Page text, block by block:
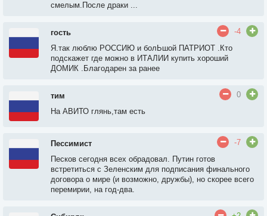
смелым.После драки ...
гость
-4
Я.так люблю РОССИЮ и болЬшой ПАТРИОТ .Кто
подскажет где можно в ИТАЛИИ купить хороший
ДОМИК .Благодарен за ранее
тим
0
На АВИТО глянь,там есть
Пессимист
-7
Песков сегодня всех обрадовал. Путин готов
встретиться с Зеленским для подписания финального
договора о мире (и возможно, дружбы), но скорее всего
перемирии, на год-два.